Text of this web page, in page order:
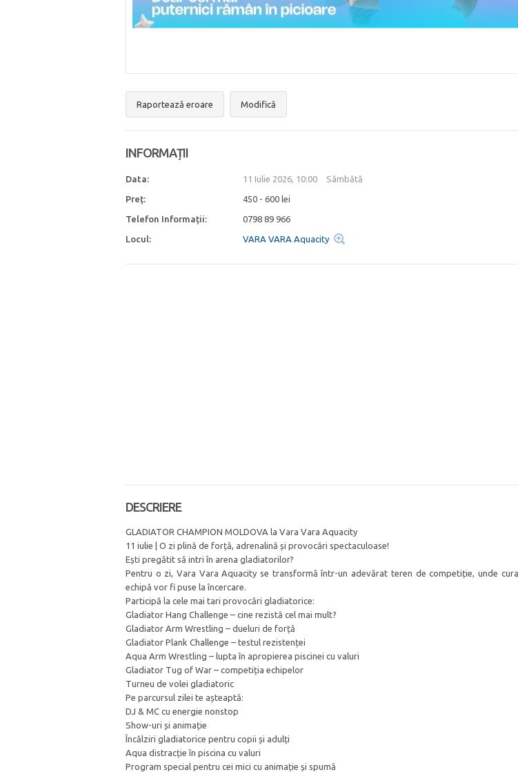
Raportează eroare Modifică
INFORMAȚII
Data: 11 Iulie 2026, 10:00 Sâmbătă
Preț: 450 - 600 lei
Telefon Informații: 0798 89 966
Locul: VARA VARA Aquacity
DESCRIERE
GLADIATOR CHAMPION MOLDOVA la Vara Vara Aquacity
11 iulie | O zi plină de forță, adrenalină și provocări spectaculoase!
Ești pregătit să intri în arena gladiatorilor?
Pentru o zi, Vara Vara Aquacity se transformă într-un adevărat teren de competiție, unde
echipă vor fi puse la încercare.
Participă la cele mai tari provocări gladiatorice:
Gladiator Hang Challenge – cine rezistă cel mai mult?
Gladiator Arm Wrestling – dueluri de forță
Gladiator Plank Challenge – testul rezistenței
Aqua Arm Wrestling – lupta în apropierea piscinei cu valuri
Gladiator Tug of War – competiția echipelor
Turneu de volei gladiatoric
Pe parcursul zilei te așteaptă:
DJ & MC cu energie nonstop
Show-uri și animație
Încălziri gladiatorice pentru copii și adulți
Aqua distracție în piscina cu valuri
Program special pentru cei mici cu animație și spumă